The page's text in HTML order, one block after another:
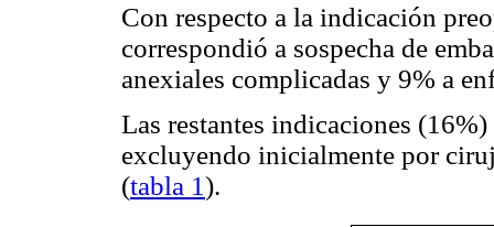
Con respecto a la indicación
correspondió a sospecha de
anexiales complicadas y 9% a
Las restantes indicaciones
excluyendo inicialmente por
(tabla 1).